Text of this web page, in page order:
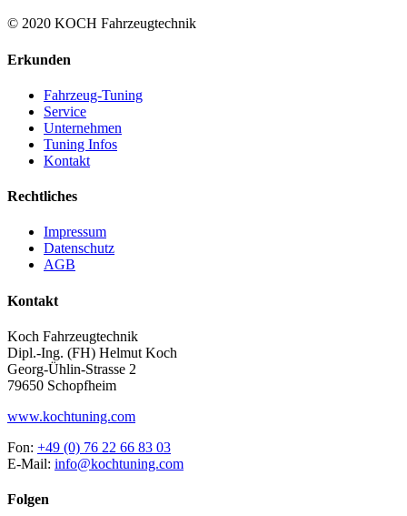
© 2020 KOCH Fahrzeugtechnik
Erkunden
Fahrzeug-Tuning
Service
Unternehmen
Tuning Infos
Kontakt
Rechtliches
Impressum
Datenschutz
AGB
Kontakt
Koch Fahrzeugtechnik
Dipl.-Ing. (FH) Helmut Koch
Georg-Ühlin-Strasse 2
79650 Schopfheim
www.kochtuning.com
Fon: +49 (0) 76 22 66 83 03
E-Mail: info@kochtuning.com
Folgen